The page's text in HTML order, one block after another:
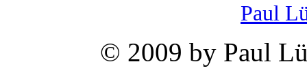
Paul
© 2009 by Paul